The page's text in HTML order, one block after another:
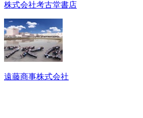
株式会社考古堂書店
遠藤商事株式会社